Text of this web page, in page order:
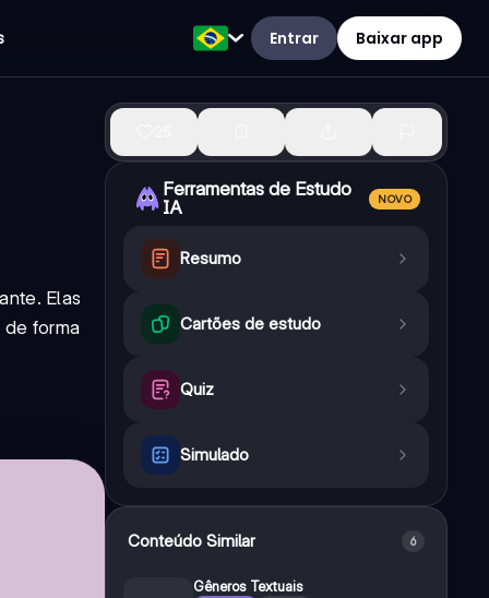
Entrar Baixar app
Elas
de forma
Ferramentas de Estudo
IA
NOVO
Resumo
Cartões de estudo
Quiz
Simulado
Conteúdo Similar 6
Gêneros Textuais